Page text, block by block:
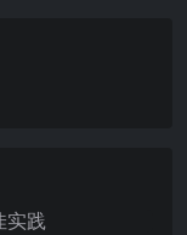
实践